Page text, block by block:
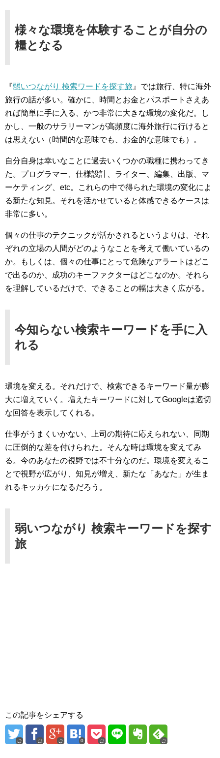
様々な環境を体験することが自分の
糧となる
『弱いつながり 検索ワードを探す旅 』では旅行、特に海外
旅行の話が多い。確かに、時間とお金とパスポートさえあ
れば簡単に手に入る、かつ非常に大きな環境の変化だ。し
かし、一般のサラリーマンが高頻度に海外旅行に行けると
は思えない（時間的な意味でも、お金的な意味でも）。
自分自身は幸いなことに過去いくつかの職種に携わってき
た。プログラマー、仕様設計、ライター、編集、出版、マ
ーケティング、etc。これらの中で得られた環境の変化によ
る新たな知見。それを活かせていると体感できるケースは
非常に多い。
個々の仕事のテクニックが活かされるというよりは、それ
ぞれの立場の人間がどのようなことを考えて働いているの
か。もしくは、個々の仕事にとって危険なアラートはどこ
で出るのか、成功のキーファクターはどこなのか。それら
を理解しているだけで、できることの幅は大きく広がる。
今知らない検索キーワードを手に入
れる
環境を変える。それだけで、検索できるキーワード量が膨
大に増えていく。増えたキーワードに対してGoogleは適切
な回答を表示してくれる。
仕事がうまくいかない、上司の期待に応えられない、同期
に圧倒的な差を付けられた。そんな時は環境を変えてみ
る。今のあなたの視野では不十分なのだ。環境を変えるこ
とで視野が広がり、知見が増え、新たな「あなた」が生ま
れるキッカケになるだろう。
弱いつながり 検索キーワードを探す
旅
この記事をシェアする
0